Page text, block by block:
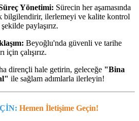
Yönetimi: Sürecin her aşamasında
bilgilendirir, ilerlemeyi ve kalite kontrol
paylaşırız.
Beyoğlu'nda güvenli ve tarihe
için çalışırız.
dirençli hale getirin, geleceğe "Bina
ile sağlam adımlarla ilerleyin!
Hemen İletişime Geçin!